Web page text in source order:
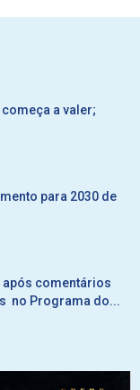
a valer;
para 2030 de
após comentários
no Programa do...